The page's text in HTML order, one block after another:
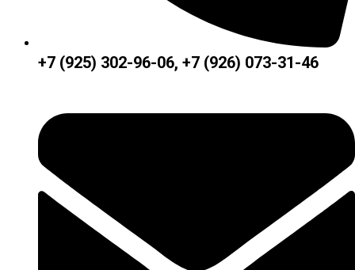
+7 (925) 302-96-06, +7 (926) 073-31-46